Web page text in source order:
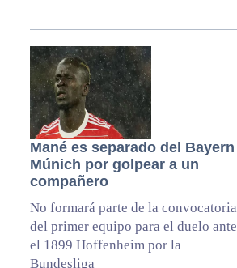
Mané es separado del Bayern
Múnich por golpear a un
compañero
No formará parte de la convocatoria
del primer equipo para el duelo ante
el 1899 Hoffenheim por la
Bundesliga